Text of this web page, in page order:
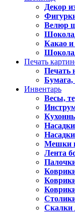
Декор
Велюр
Какао и
Печать
Печать
Бумага,
Инвентарь
Весы,
Мешки
Лента
Скалки